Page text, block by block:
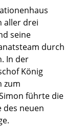
aller drei
seine
durch
In der
König
zum
führte die
des neuen